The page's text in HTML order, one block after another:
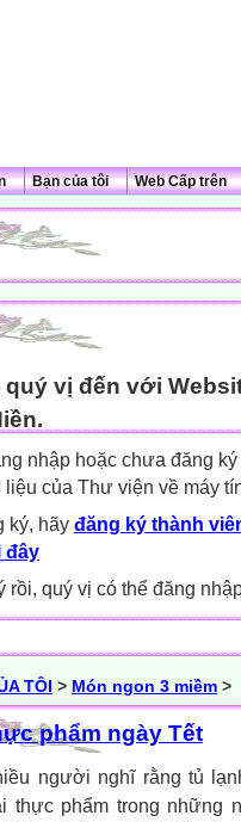
Bạn của tôi Web Cấp trên
vị đến với
nhập hoặc chưa đăng
của Thư viện về máy
ký, hãy đăng ký thành
đây
rồi, quý vị có thể đăng
TÔI > Món ngon 3 miềm >
phẩm ngày Tết
người nghĩ rằng tủ
thực phẩm trong những